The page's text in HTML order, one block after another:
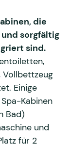
die
sorgfältig
sind.
Vollbettzeug
Einige
Kabinen
Bad)
und
für 2